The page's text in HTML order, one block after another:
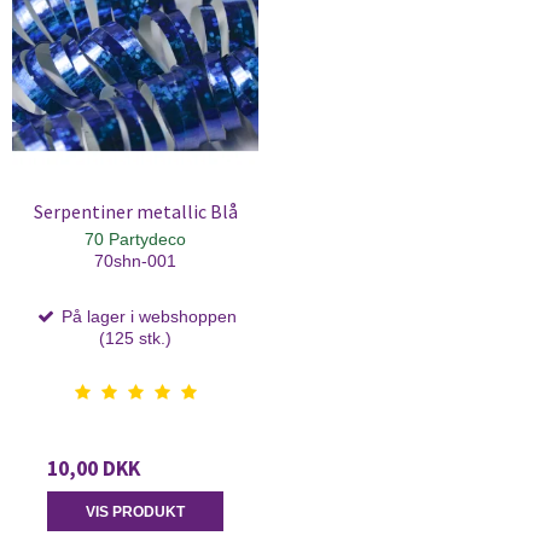
Serpentiner metallic Blå
70 Partydeco
70shn-001
På lager i webshoppen
(125 stk.)
10,00 DKK
VIS PRODUKT